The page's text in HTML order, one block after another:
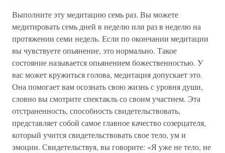
Выполните эту медитацию семь раз. Вы можете
медитировать семь дней в неделю или раз в неделю на
протяжении семи недель. Если по окончании медитации
вы чувствуете опьянение, это нормально. Такое
состояние называется опьянением божественностью. У
вас может кружиться голова, медитация допускает это.
Она помогает вам осознать свою жизнь с уровня души,
словно вы смотрите спектакль со своим участием. Эта
отстраненность, способность свидетельствовать,
представляет собой самое главное качество созерцателя,
который учится свидетельствовать свое тело, ум и
эмоции. Свидетельствуя, вы говорите: «Я уже не тело, не